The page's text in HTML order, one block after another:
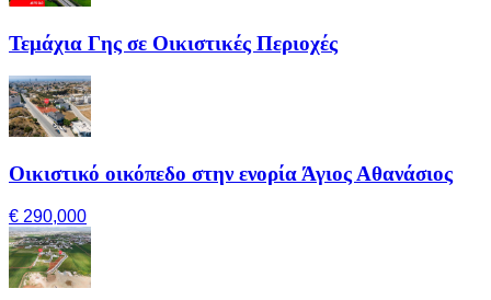
Τεμάχια Γης σε Οικιστικές Περιοχές
Οικιστικό οικόπεδο στην ενορία Άγιος Αθανάσιος
€ 290,000